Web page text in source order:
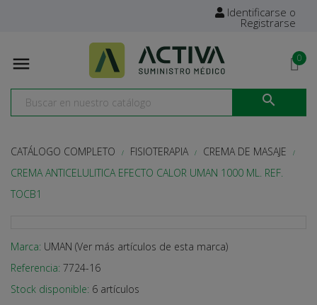
Identificarse o
Registrarse
 0

CATÁLOGO COMPLETO FISIOTERAPIA
CREMA DE MASAJE
CREMA ANTICELULITICA EFECTO CALOR UMAN 1000 ML. REF.
TOCB1
Marca: UMAN (Ver más artículos de esta marca)
Referencia: 7724-16
Stock disponible: 6 artículos